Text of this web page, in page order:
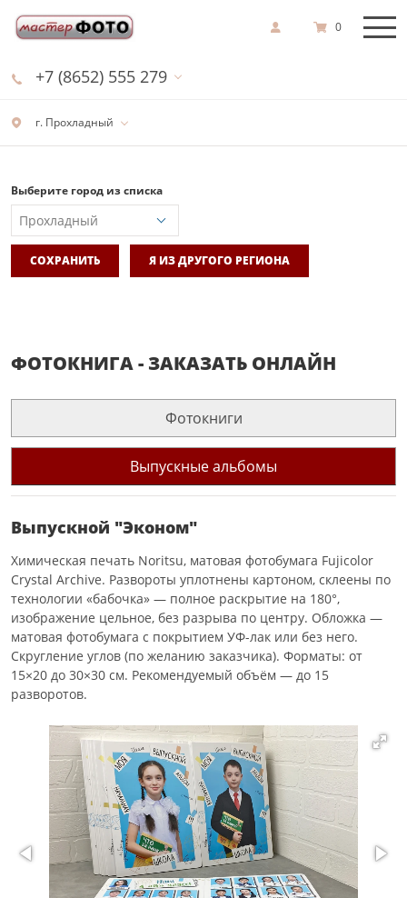
г. Прохладный
+7 (8652) 555 279
0
Выберите город из списка
СОХРАНИТЬ Я ИЗ ДРУГОГО РЕГИОНА
ФОТОКНИГА - ЗАКАЗАТЬ ОНЛАЙН
Фотокниги
Выпускные альбомы
Выпускной "Эконом"
Химическая печать Noritsu, матовая фотобумага Fujicolor
Crystal Archive. Развороты уплотнены картоном, склеены по
технологии «бабочка» — полное раскрытие на 180°,
изображение цельное, без разрыва по центру. Обложка —
матовая фотобумага с покрытием УФ-лак или без него.
Скругление углов (по желанию заказчика). Форматы: от
15×20 до 30×30 см. Рекомендуемый объём — до 15
разворотов.